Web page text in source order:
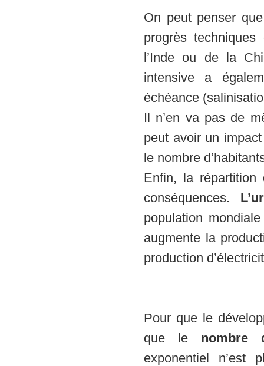
On peut penser
progrès
l’Inde ou de la
intensive a
échéance
Il n’en va pas de
peut avoir un
le nombre
Enfin, la répartition
conséquences.
population
augmente la
production
Pour que le
que le nombre
exponentiel n’est